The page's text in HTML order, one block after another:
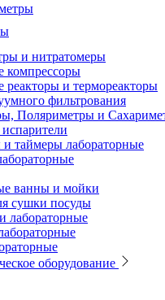
насосы
и нитратомеры
компрессоры
реакторы и
вакуумного фильтрования
Поляриметры и
испарители